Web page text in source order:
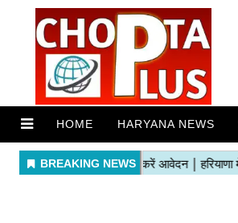
HOME HARYANA NEWS